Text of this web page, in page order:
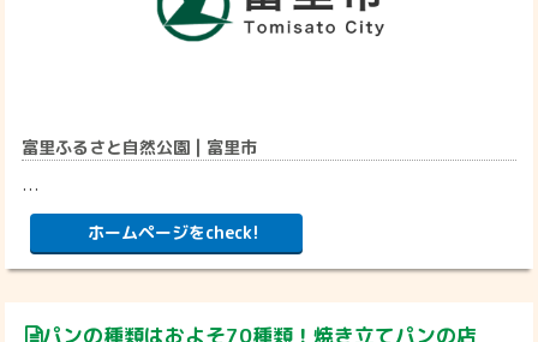
富里ふるさと自然公園 | 富里市
…
ホームページをcheck!
パンの種類はおよそ70種類！焼き立てパンの店